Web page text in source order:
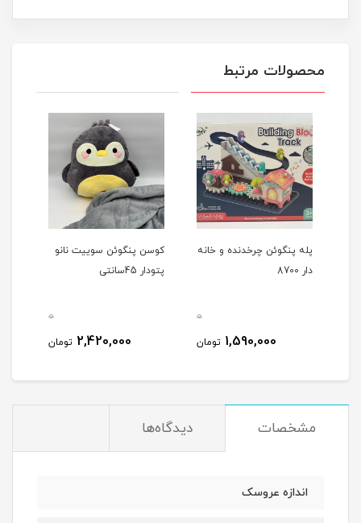
محصولات مرتبط
پله پنگوئن چرخدنده و خانه
دار 8700
0
1,590,000 تومان
کوسن پنگوئن سوییت نانو
پتودار 45سانتی
0
2,420,000 تومان
مشخصات دیدگاه‌ها
اندازه عروسک